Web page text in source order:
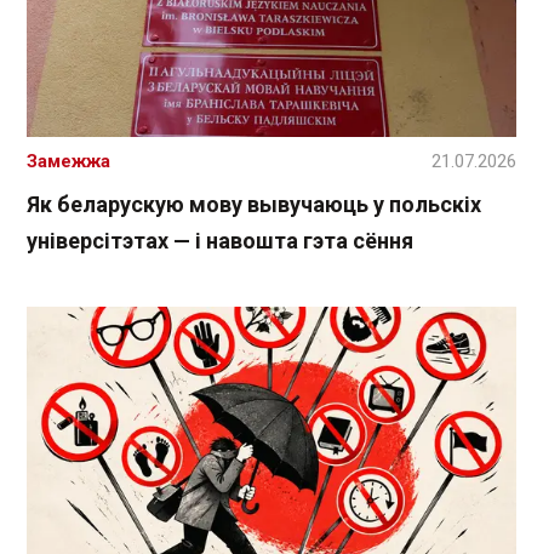
Як беларускую мову вывучаюць у польскіх
універсітэтах — і навошта гэта сёння
Замежжа 21.07.2026